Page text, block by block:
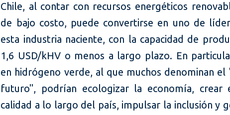
Chile, al contar con recursos energéticos
de bajo costo, puede convertirse en uno de
esta industria naciente, con la capacidad de
1,6 USD/kHV o menos a largo plazo. En
en hidrógeno verde, al que muchos denominan
futuro", podrían ecologizar la economía, crear
calidad a lo largo del país, impulsar la inclusión y